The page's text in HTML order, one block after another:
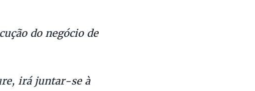
do negócio de
irá juntar-se à